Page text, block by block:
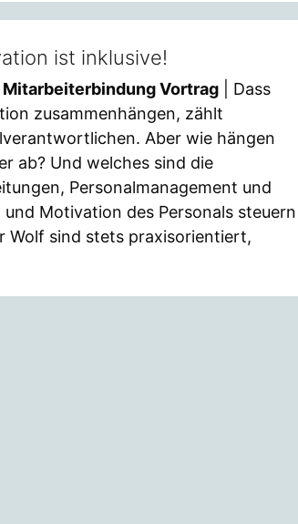
ist inklusive!
Vortrag | Dass
zusammenhängen, zählt
Aber wie hängen
ab? Und welches sind die
Personalmanagement und
Motivation des Personals steuern
Wolf sind stets praxisorientiert,